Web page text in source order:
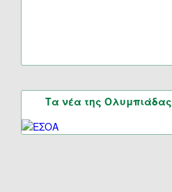
Τα νέα της Ολυμπιάδας